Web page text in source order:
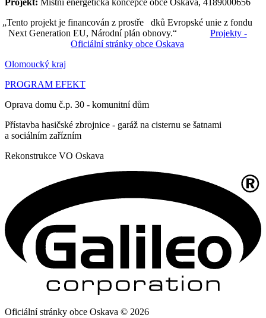
Projekt: Místní energetická koncepce obce Oskava, 4189000656
„Tento projekt je financován z prostře dků Evropské unie z fondu
Next Generation EU, Národní plán obnovy.“ Projekty -
Oficiální stránky obce Oskava
Olomoucký kraj
PROGRAM EFEKT
Oprava domu č.p. 30 - komunitní dům
Přístavba hasičské zbrojnice - garáž na cisternu se šatnami
a sociálním zařízním
Rekonstrukce VO Oskava
Oficiální stránky obce Oskava © 2026